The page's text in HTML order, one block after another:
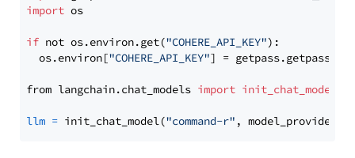
import os
if not os.environ.get("COHERE_API_KEY"):
  os.environ[
"COHERE_API_KEY"] = getpass.getpass(
from langchain.chat_models import init_chat_model
llm = init_chat_model("command-r" , model_provider=